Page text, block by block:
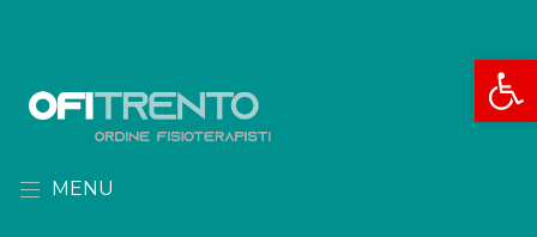
Apri
MENU